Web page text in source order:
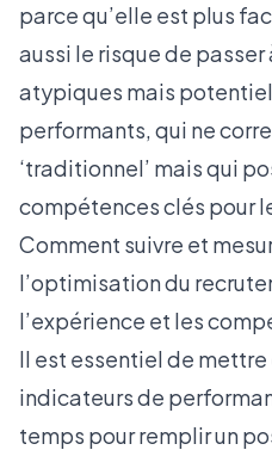
parce qu’elle est plus
aussi le risque de
atypiques mais
performants, qui ne
‘traditionnel’ mais qui
compétences clés pour
Comment suivre et
l’optimisation du
l’expérience et les
Il est essentiel de
indicateurs de
temps pour remplir un